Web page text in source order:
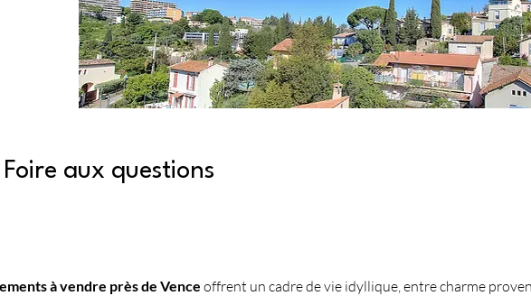
aux questions
à vendre près de Vence offrent un cadre de vie idyllique, entre charme